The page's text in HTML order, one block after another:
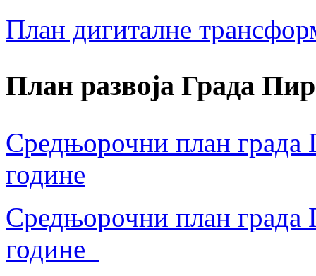
План дигиталне
План развоја Града
Средњорочни план града
године
Средњорочни план града
године